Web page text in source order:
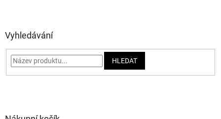
Vyhledávání
HLEDAT